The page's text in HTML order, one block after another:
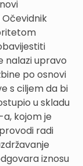
nalazi upravo
po osnovi
s ciljem da bi
u skladu
kojom je
radi
iznosu